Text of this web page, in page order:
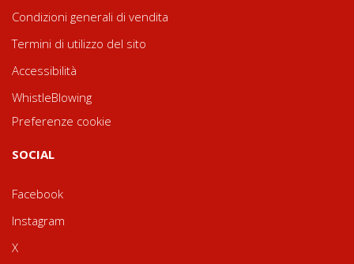
Condizioni generali di vendita
Termini di utilizzo del sito
Accessibilità
WhistleBlowing
Preferenze cookie
SOCIAL
Facebook
Instagram
X